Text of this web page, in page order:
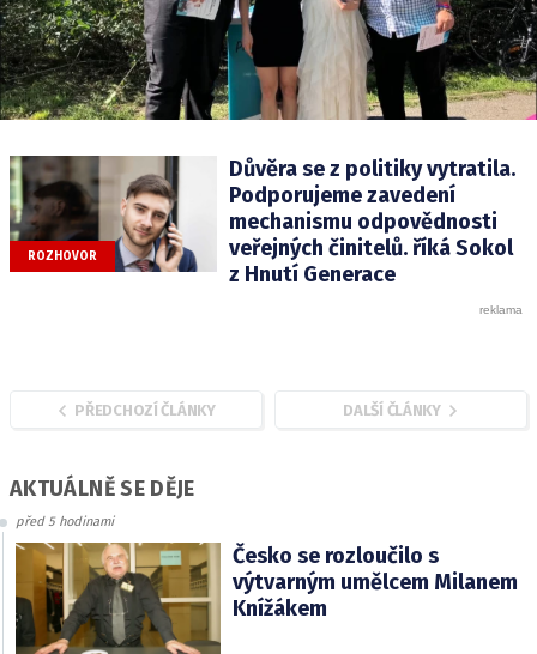
ROZHOVOR
Důvěra se z politiky vytratila.
Podporujeme zavedení
mechanismu odpovědnosti
veřejných činitelů. říká Sokol
z Hnutí Generace
PŘEDCHOZÍ ČLÁNKY DALŠÍ ČLÁNKY
AKTUÁLNĚ SE DĚJE
před 5 hodinami
Česko se rozloučilo s
výtvarným umělcem Milanem
Knížákem